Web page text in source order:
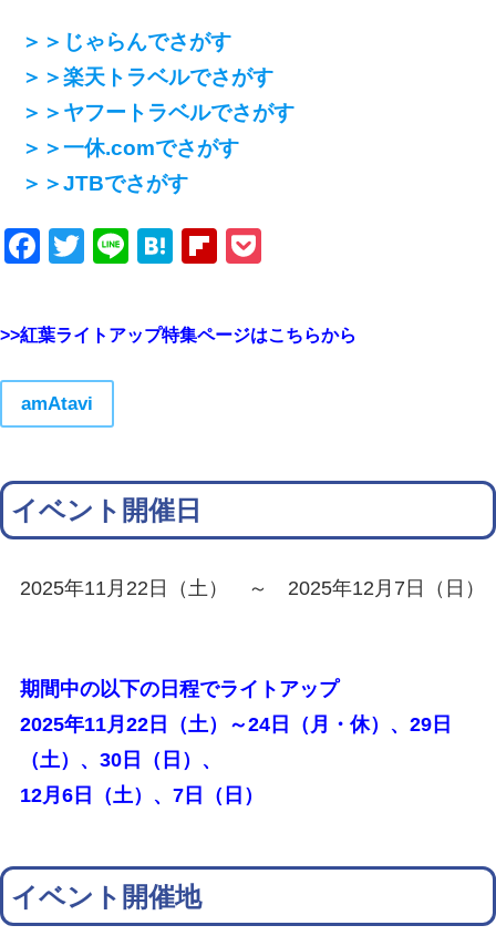
＞＞じゃらんでさがす
＞＞楽天トラベルでさがす
＞＞ヤフートラベルでさがす
＞＞一休.comでさがす
＞＞JTBでさがす
Facebook
Twitter
LineHatenaFlipboard
>>紅葉ライトアップ特集ページはこちらから
amAtavi
イベント開催日
2025年11月22日（土） ～ 2025年12月7日（日）
期間中の以下の日程でライトアップ
2025年11月22日（土）～24日（月・休）、29日
（土）、30日（日）、
12月6日（土）、7日（日）
イベント開催地